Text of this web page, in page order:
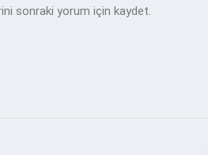
sonraki yorum için kaydet.